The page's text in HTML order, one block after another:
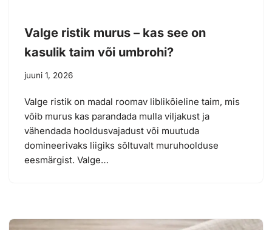
Valge ristik murus – kas see on
kasulik taim või umbrohi?
juuni 1, 2026
Valge ristik on madal roomav liblikõieline taim, mis
võib murus kas parandada mulla viljakust ja
vähendada hooldusvajadust või muutuda
domineerivaks liigiks sõltuvalt muruhoolduse
eesmärgist. Valge…